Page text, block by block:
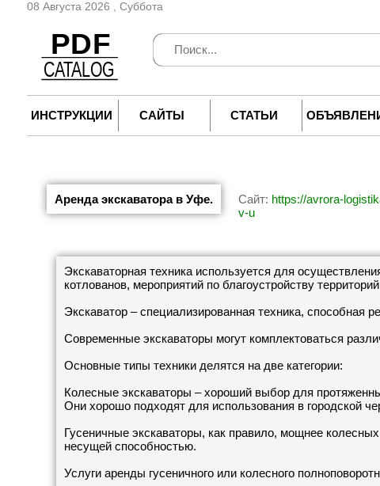
08 Августа 2026 , Суббота
ИНСТРУКЦИИ САЙТЫ СТАТЬИ
Аренда экскаватора в Уфе. Сайт: https://avrora-
v-u
Экскаваторная техника используется для
котлованов, мероприятий по благоустройству
Экскаватор – специализированная техника,
Современные экскаваторы могут комплектоваться
Основные типы техники делятся на две категории:
Колесные экскаваторы – хороший выбор для
Они хорошо подходят для использования в городской
Гусеничные экскаваторы, как правило, мощнее
несущей способностью.
Услуги аренды гусеничного или колесного